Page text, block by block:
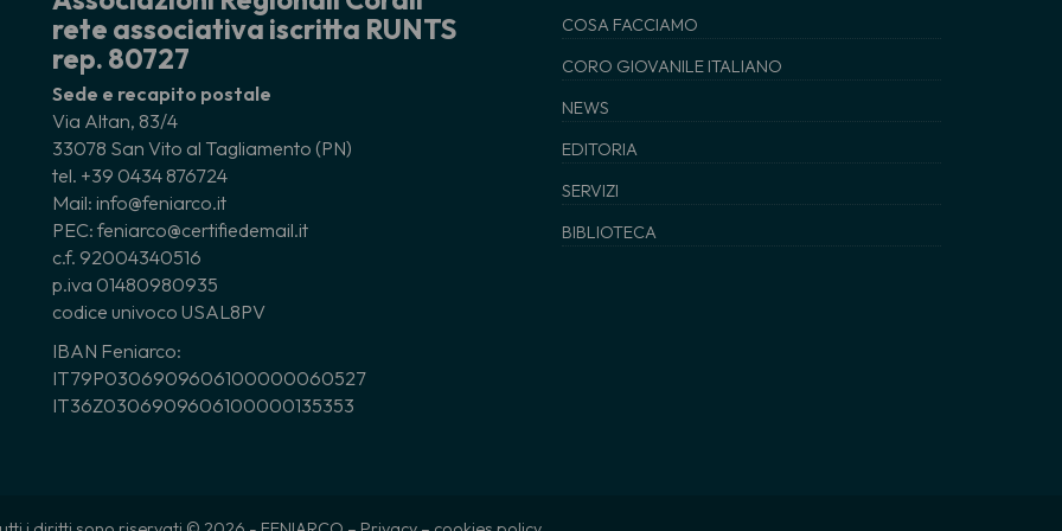
rete associativa iscritta RUNTS
rep. 80727
Sede e recapito postale
Via Altan, 83/4
33078 San Vito al Tagliamento (PN)
tel. +39 0434 876724
Mail: info@feniarco.it
PEC: feniarco@certifiedemail.it
c.f. 92004340516
p.iva 01480980935
codice univoco USAL8PV
IBAN Feniarco:
IT79P0306909606100000060527
IT36Z0306909606100000135353
COSA FACCIAMO
CORO GIOVANILE ITALIANO
NEWS
EDITORIA
SERVIZI
BIBLIOTECA